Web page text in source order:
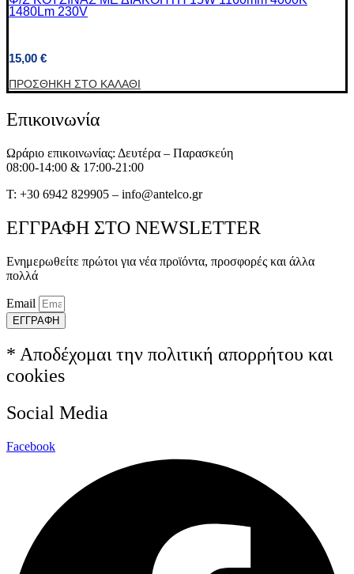
1480Lm 230V
15,00 €
ΠΡΟΣΘΉΚΗ ΣΤΟ ΚΑΛΆΘΙ
Επικοινωνία
Ωράριο επικοινωνίας: Δευτέρα – Παρασκεύη
08:00-14:00 & 17:00-21:00
T: +30 6942 829905 – info@antelco.gr
ΕΓΓΡΑΦΗ ΣΤΟ NEWSLETTER
Ενημερωθείτε πρώτοι για νέα προϊόντα, προσφορές και άλλα
πολλά
Email
ΕΓΓΡΑΦΗ
* Αποδέχομαι την πολιτική απορρήτου και
cookies
Social Media
Facebook